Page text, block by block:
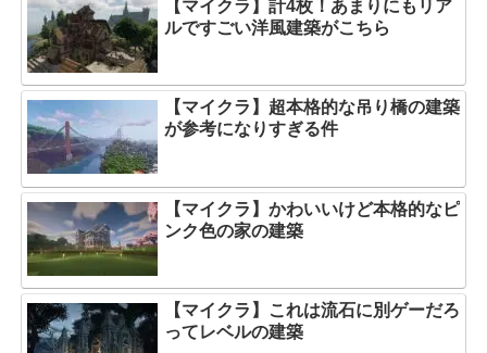
【マイクラ】計4枚！あまりにもリア
ルですごい洋風建築がこちら
【マイクラ】超本格的な吊り橋の建築
が参考になりすぎる件
【マイクラ】かわいいけど本格的なピ
ンク色の家の建築
【マイクラ】これは流石に別ゲーだろ
ってレベルの建築